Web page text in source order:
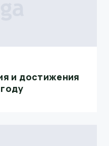
и достижения